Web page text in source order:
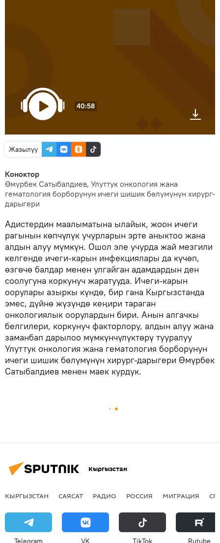
40:58
Жазылуу
Коноктор
Өмүрбек Сатыбалдиев, Улуттук онкология жана
гематология борборунун ичеги шишик бөлүмүнүн хирург-
дарыгери
Адистердин маалыматына ылайык, жоон ичеги
рагынын көпчүлүк учурларын эрте аныктоо жана
алдын алуу мүмкүн. Ошол эле учурда жай мезгили
келгенде ичеги-карын инфекциялары да күчөп,
өзгөчө балдар менен улгайган адамдардын ден
соолугуна коркунуч жаратууда. Ичеги-карын
оорулары азыркы күндө, бир гана Кыргызстанда
эмес, дүйнө жүзүндө кеңири тараган
онкологиялык оорулардын бири. Анын алгачкы
белгилери, коркунуч факторлору, алдын алуу жана
заманбап дарылоо мүмкүнчүлүктөрү тууралуу
Улуттук онкология жана гематология борборунун
ичеги шишик бөлүмүнүн хирург-дарыгери Өмүрбек
Сатыбалдиев менен маек курдук.
Кыргызстан
КЫРГЫЗСТАН САЯСАТ РАДИО РОССИЯ МИГРАЦИЯ
Telegram VK ТikТоk Rutube